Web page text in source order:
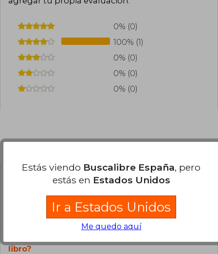
en español.
0% (0)
100% (1)
0% (0)
0% (0)
0% (0)
Preguntas frecuentes sobre el libro
¿El libro es original?
Todos los libros de nuestro
catálogo son Originales.
libro?
Estás viendo Buscalibre España, pero
estás en Estados Unidos
Ir a Estados Unidos
Me quedo aquí